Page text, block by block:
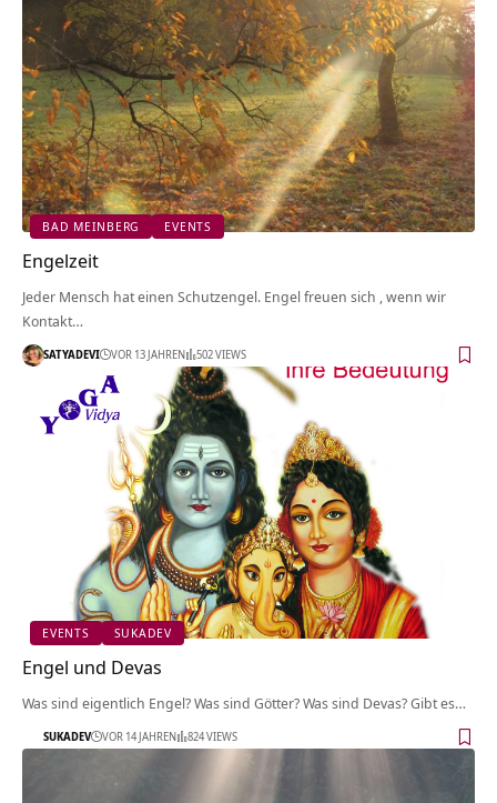
BAD MEINBERG EVENTS
Engelzeit
Jeder Mensch hat einen Schutzengel. Engel freuen sich , wenn wir
Kontakt…
SATYADEVI VOR 13 JAHREN 502 VIEWS
EVENTS SUKADEV
Engel und Devas
Was sind eigentlich Engel? Was sind Götter? Was sind Devas? Gibt es…
SUKADEV VOR 14 JAHREN 824 VIEWS